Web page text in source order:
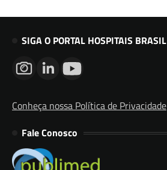
SIGA O PORTAL HOSPITAIS BRASIL
Conheça nossa Política de Privacidade
Fale Conosco